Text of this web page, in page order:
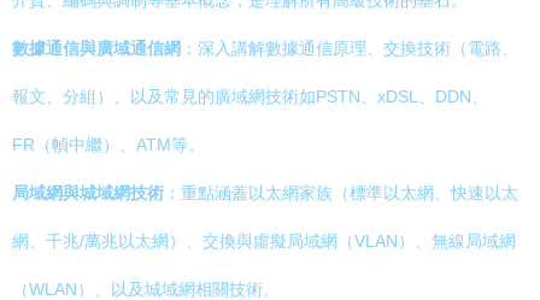
數據通信與廣域通信網 ：深入講解數據通信原理、交換技術（電路、
報文、分組）、以及常見的廣域網技術如PSTN、xDSL、DDN、
FR（幀中繼）、ATM等。
局域網與城域網技術 ：重點涵蓋以太網家族（標準以太網、快速以太
網、千兆/萬兆以太網）、交換與虛擬局域網（VLAN）、無線局域網
（WLAN）、以及城域網相關技術。